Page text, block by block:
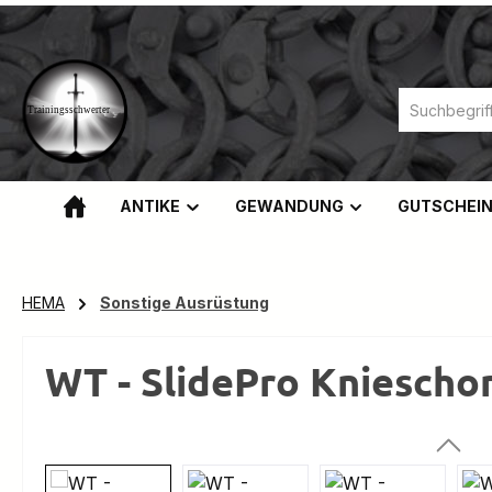
Hauptinhalt springen
Zur Suche springen
Zur Hauptnavigation springen
ANTIKE GEWANDUNG
HEMA Sonstige Ausrüstung
WT - SlidePro
Bildergalerie überspringen